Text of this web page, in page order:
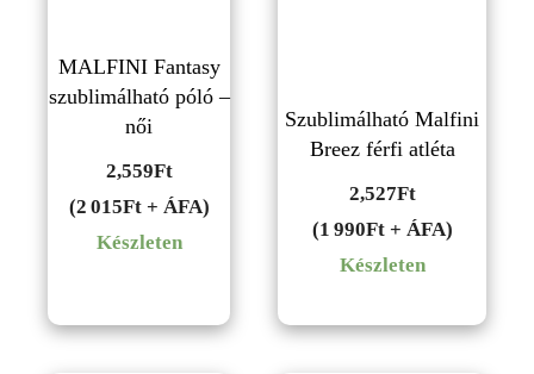
MALFINI Fantasy
szublimálható póló –
női
2,559Ft
(2 015Ft + ÁFA)
Készleten
Szublimálható Malfini
Breez férfi atléta
2,527Ft
(1 990Ft + ÁFA)
Készleten